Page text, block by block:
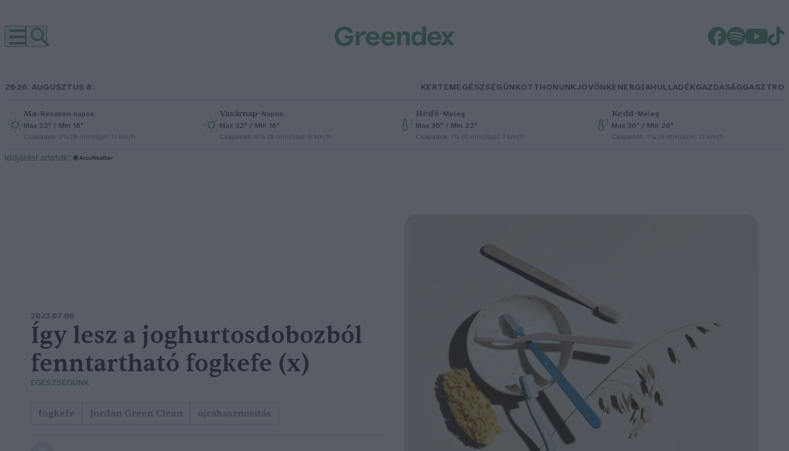
2026. AUGUSZTUS 8. KERTEMEGÉSZSÉGÜNKOTTHONUNKJÖVŐNKENERGIAHULLADÉKGAZDASÁGGASZTRO
Ma–Részben napos
Max 32° / Min 18°
Csapadék: 3% (0 mm)Szél: 11 km/h
Vasárnap–Napos
Max 32° / Min 18°
Csapadék: 0% (0 mm)Szél: 6 km/h
Hétfő–Meleg
Max 36° / Min 22°
Csapadék: 1% (0 mm)Szél: 7 km/h
Kedd–Meleg
Max 36° / Min 20°
Csapadék: 1% (0 mm)Szél: 13 km/h
időjárási adatok:
2023.07.06
Így lesz a joghurtosdobozból
fenntartható fogkefe (x)
EGÉSZSÉGÜNK
fogkefe Jordan Green Clean újrahasznosítás